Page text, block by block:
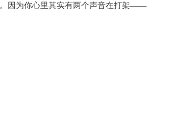
因为你心里其实有两个声音在打架——